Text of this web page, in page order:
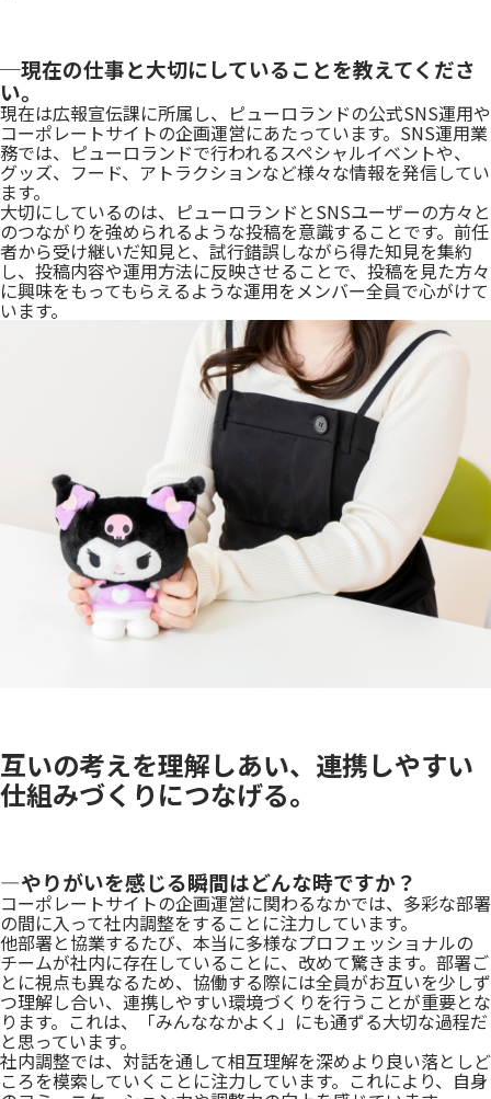
─現在の仕事と大切にしていることを教えてくださ
い。
現在は広報宣伝課に所属し、ピューロランドの公式SNS運用や
コーポレートサイトの企画運営にあたっています。SNS運用業
務では、ピューロランドで行われるスペシャルイベントや、
グッズ、フード、アトラクションなど様々な情報を発信してい
ます。
大切にしているのは、ピューロランドとSNSユーザーの方々と
のつながりを強められるような投稿を意識することです。前任
者から受け継いだ知見と、試行錯誤しながら得た知見を集約
し、投稿内容や運用方法に反映させることで、投稿を見た方々
に興味をもってもらえるような運用をメンバー全員で心がけて
います。
互いの考えを理解しあい、連携しやすい
仕組みづくりにつなげる。
―やりがいを感じる瞬間はどんな時ですか？
コーポレートサイトの企画運営に関わるなかでは、多彩な部署
の間に入って社内調整をすることに注力しています。
他部署と協業するたび、本当に多様なプロフェッショナルの
チームが社内に存在していることに、改めて驚きます。部署ご
とに視点も異なるため、協働する際には全員がお互いを少しず
つ理解し合い、連携しやすい環境づくりを行うことが重要とな
ります。これは、「みんななかよく」にも通ずる大切な過程だ
と思っています。
社内調整では、対話を通して相互理解を深めより良い落としど
ころを模索していくことに注力しています。これにより、自身